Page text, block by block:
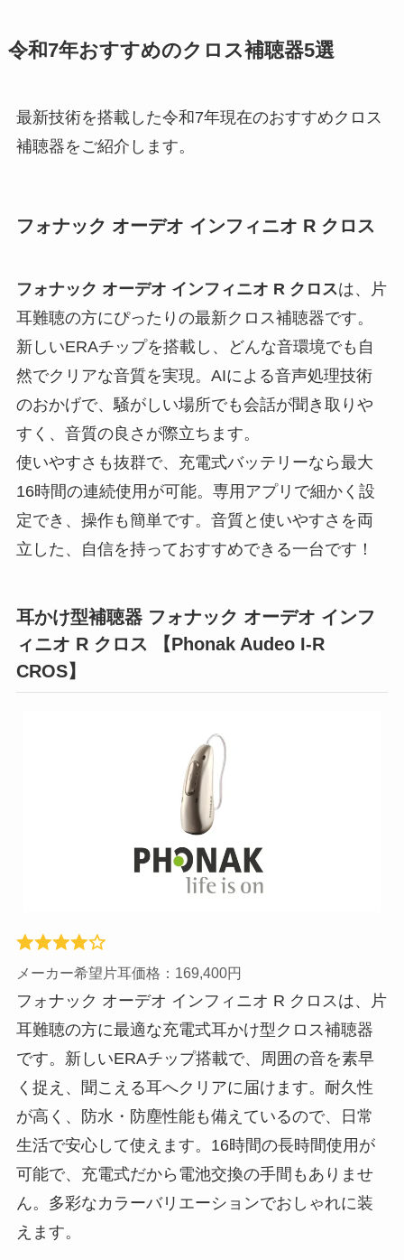
令和7年おすすめのクロス補聴器5選
最新技術を搭載した令和7年現在のおすすめクロス
補聴器をご紹介します。
フォナック オーデオ インフィニオ R クロス
フォナック オーデオ インフィニオ R クロスは、片
耳難聴の方にぴったりの最新クロス補聴器です。
新しいERAチップを搭載し、どんな音環境でも自
然でクリアな音質を実現。AIによる音声処理技術
のおかげで、騒がしい場所でも会話が聞き取りや
すく、音質の良さが際立ちます。
使いやすさも抜群で、充電式バッテリーなら最大
16時間の連続使用が可能。専用アプリで細かく設
定でき、操作も簡単です。音質と使いやすさを両
立した、自信を持っておすすめできる一台です！
耳かけ型補聴器 フォナック オーデオ インフ
ィニオ R クロス 【Phonak Audeo I-R
CROS】
メーカー希望片耳価格：169,400円
フォナック オーデオ インフィニオ R クロスは、片
耳難聴の方に最適な充電式耳かけ型クロス補聴器
です。新しいERAチップ搭載で、周囲の音を素早
く捉え、聞こえる耳へクリアに届けます。耐久性
が高く、防水・防塵性能も備えているので、日常
生活で安心して使えます。16時間の長時間使用が
可能で、充電式だから電池交換の手間もありませ
ん。多彩なカラーバリエーションでおしゃれに装
えます。